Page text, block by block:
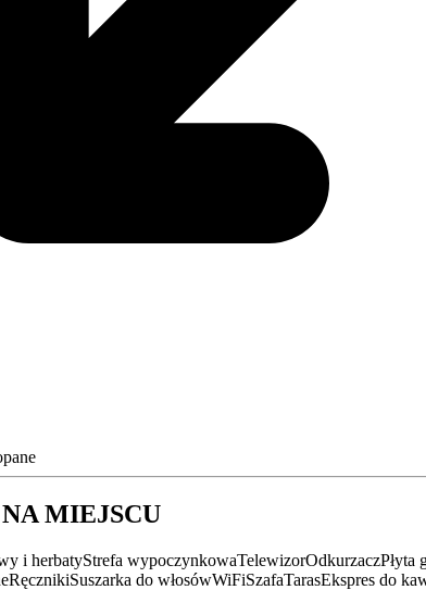
MIEJSCU
i herbatyStrefa wypoczynkowaTelewizorOdkurzaczPłyta
RęcznikiSuszarka do włosówWiFiSzafaTarasEkspres do